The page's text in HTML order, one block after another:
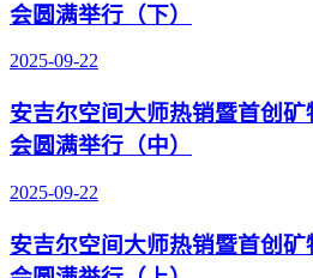
会圆满举行（下）
2025-09-22
安吉尔空间大师热销暨首创
会圆满举行（中）
2025-09-22
安吉尔空间大师热销暨首创